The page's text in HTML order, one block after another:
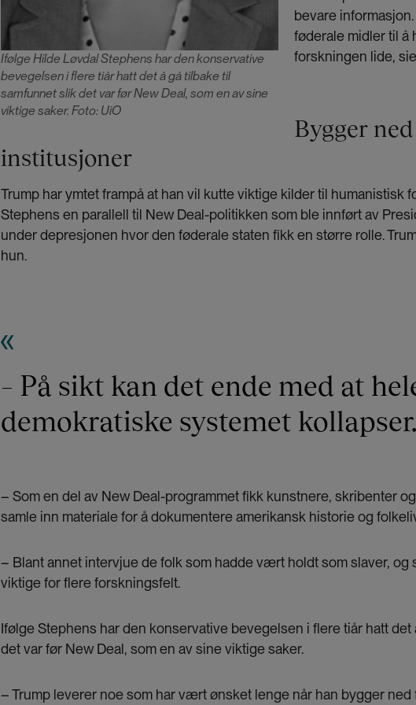
Ifølge Hilde Løvdal Stephens har den konservative
bevegelsen i flere tiår hatt det å gå tilbake til
samfunnet slik det var før New Deal, som en av sine
viktige saker. Foto: UiO
bevare
føderale midler til å
forskningen lide,
Bygger
institusjoner
Trump har ymtet frampå at han vil kutte viktige kilder til humanistisk
Stephens en parallell til New Deal-politikken som ble innført av
under depresjonen hvor den føderale staten fikk en større rolle.
hun.
– På sikt kan det ende med at
demokratiske systemet kollapser.
– Som en del av New Deal-programmet fikk kunstnere, skribenter
samle inn materiale for å dokumentere amerikansk historie og
– Blant annet intervjue de folk som hadde vært holdt som slaver,
viktige for flere forskningsfelt.
Ifølge Stephens har den konservative bevegelsen i flere tiår hatt det
det var før New Deal, som en av sine viktige saker.
– Trump leverer noe som har vært ønsket lenge når han bygger